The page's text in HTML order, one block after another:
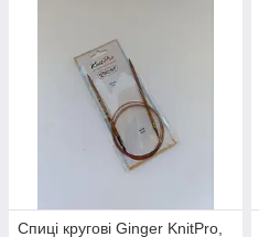
Спиці кругові Ginger KnitPro,